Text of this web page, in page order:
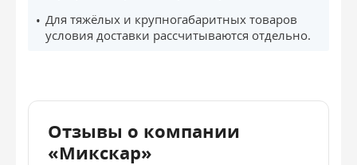
Для тяжёлых и крупногабаритных товаров
условия доставки рассчитываются отдельно.
Отзывы о компании
«Микскар»